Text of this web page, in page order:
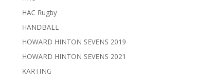
HAC Rugby
HANDBALL
HOWARD HINTON SEVENS 2019
HOWARD HINTON SEVENS 2021
KARTING